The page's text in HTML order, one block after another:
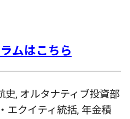
ムはこちら
史, オルタナティブ投資部
エクイティ統括, 年金積